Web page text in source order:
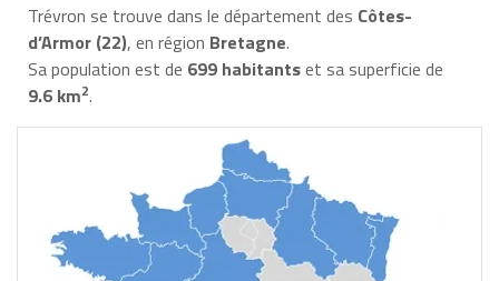
Trévron se trouve dans le département des Côtes-
d’Armor (22), en région Bretagne.
Sa population est de 699 habitantset sa superficie de
9.6 km2.